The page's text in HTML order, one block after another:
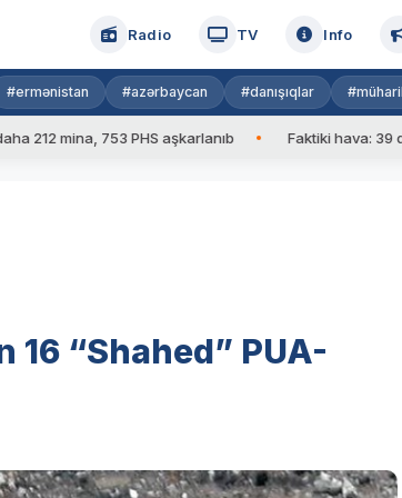
Radio TV Info
#ermənistan #azərbaycan #danışıqlar
753 PHS aşkarlanıb Faktiki hava: 39 dərəcə
16 “Shahed” PUA-